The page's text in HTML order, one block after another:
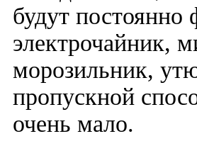
будут
электрочайник,
морозильник,
пропускной
очень мало.